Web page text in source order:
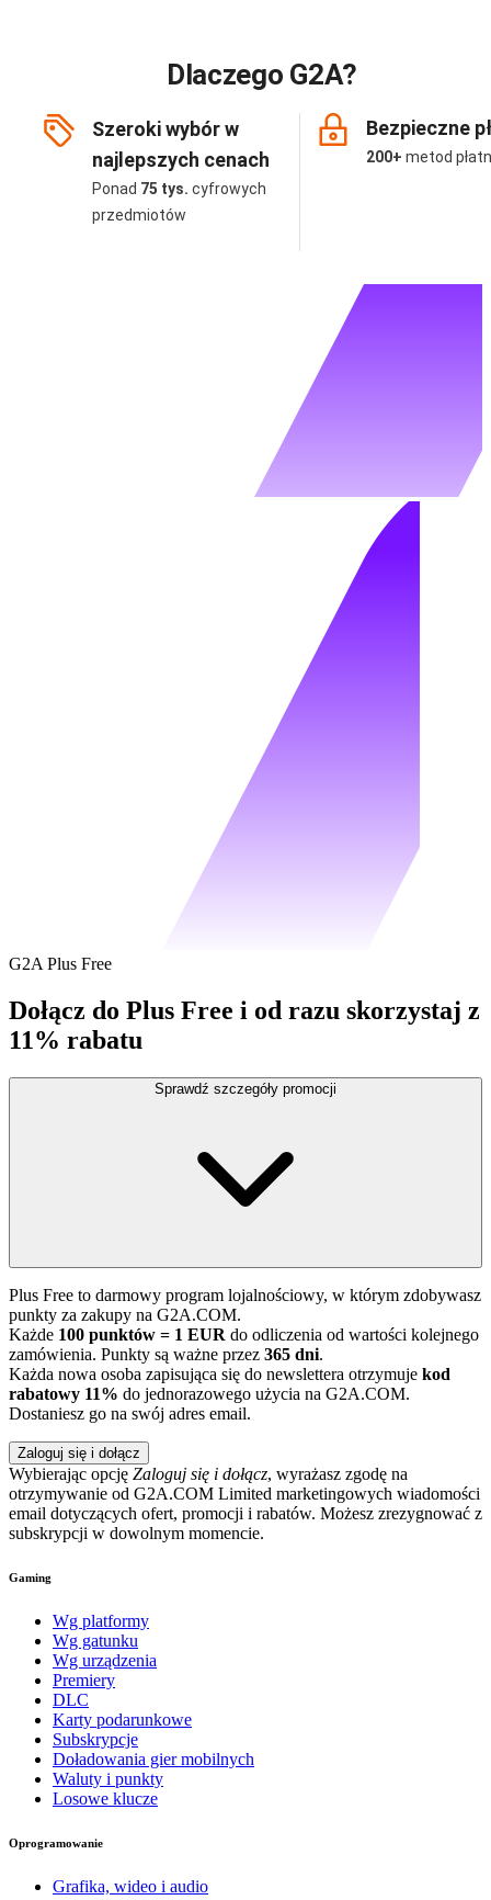
Dlaczego G2A?
Szeroki wybór w
najlepszych cenach
Ponad 75 tys. cyfrowych
przedmiotów
Bezpieczne
200+ metod
G2A Plus Free
Dołącz do Plus Free i od razu skorzystaj z
11% rabatu
Sprawdź szczegóły promocji
Plus Free to darmowy program lojalnościowy, w którym zdobywasz
punkty za zakupy na G2A.COM.
Każde 100 punktów = 1 EUR do odliczenia od wartości kolejnego
zamówienia. Punkty są ważne przez 365 dni.
Każda nowa osoba zapisująca się do newslettera otrzymuje kod
rabatowy 11% do jednorazowego użycia na G2A.COM.
Dostaniesz go na swój adres email.
Zaloguj się i dołącz
Wybierając opcję Zaloguj się i dołącz, wyrażasz zgodę na
otrzymywanie od G2A.COM Limited marketingowych wiadomości
email dotyczących ofert, promocji i rabatów. Możesz zrezygnować z
subskrypcji w dowolnym momencie.
Gaming
Wg platformy
Wg gatunku
Wg urządzenia
Premiery
DLC
Karty podarunkowe
Subskrypcje
Doładowania gier mobilnych
Waluty i punkty
Losowe klucze
Oprogramowanie
Grafika, wideo i audio